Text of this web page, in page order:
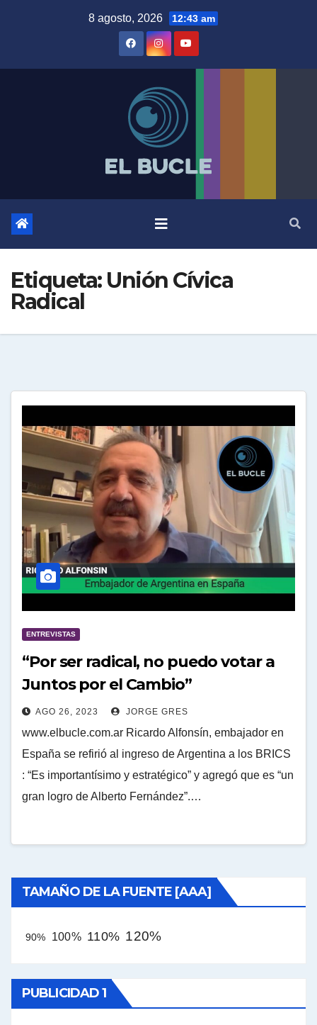
8 agosto, 2026 12:43 am
Etiqueta: Unión Cívica
Radical
ENTREVISTAS
“Por ser radical, no puedo votar a
Juntos por el Cambio”
AGO 26, 2023 JORGE GRES
www.elbucle.com.ar Ricardo Alfonsín, embajador en
España se refirió al ingreso de Argentina a los BRICS
: “Es importantísimo y estratégico” y agregó que es “un
gran logro de Alberto Fernández”.…
TAMAÑO DE LA FUENTE [AAA]
90% 100% 110% 120%
PUBLICIDAD 1